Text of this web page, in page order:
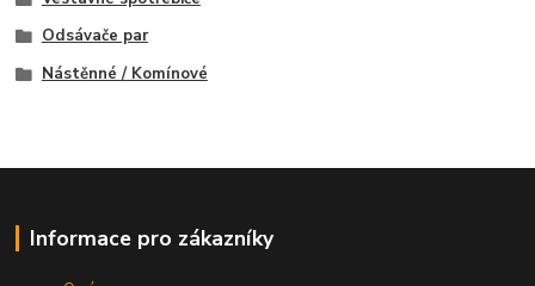
Odsávače par
Nástěnné / Komínové
Informace pro zákazníky